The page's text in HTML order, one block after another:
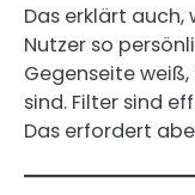
Das erklärt
Nutzer so
Gegenseite
sind. Filter sind
Das erfordert